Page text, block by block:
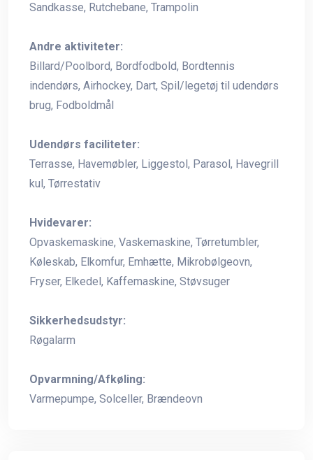
Sandkasse, Rutchebane, Trampolin
Andre aktiviteter:
Billard/Poolbord, Bordfodbold, Bordtennis
indendørs, Airhockey, Dart, Spil/legetøj til udendørs
brug, Fodboldmål
Udendørs faciliteter:
Terrasse, Havemøbler, Liggestol, Parasol, Havegrill
kul, Tørrestativ
Hvidevarer:
Opvaskemaskine, Vaskemaskine, Tørretumbler,
Køleskab, Elkomfur, Emhætte, Mikrobølgeovn,
Fryser, Elkedel, Kaffemaskine, Støvsuger
Sikkerhedsudstyr:
Røgalarm
Opvarmning/Afkøling:
Varmepumpe, Solceller, Brændeovn